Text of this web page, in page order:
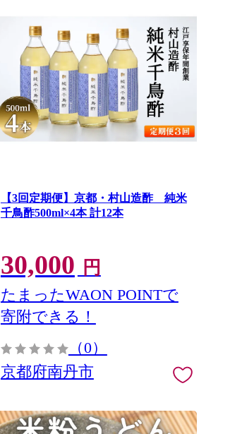
【3回定期便】京都・村山造酢 純米
千鳥酢500ml×4本 計12本
30,000 円
たまったWAON POINTで
寄附できる！
（0）
京都府南丹市